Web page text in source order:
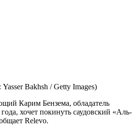
Bakhsh / Getty Images)
Карим Бензема, обладатель
хочет покинуть саудовский «Аль-
Relevo.